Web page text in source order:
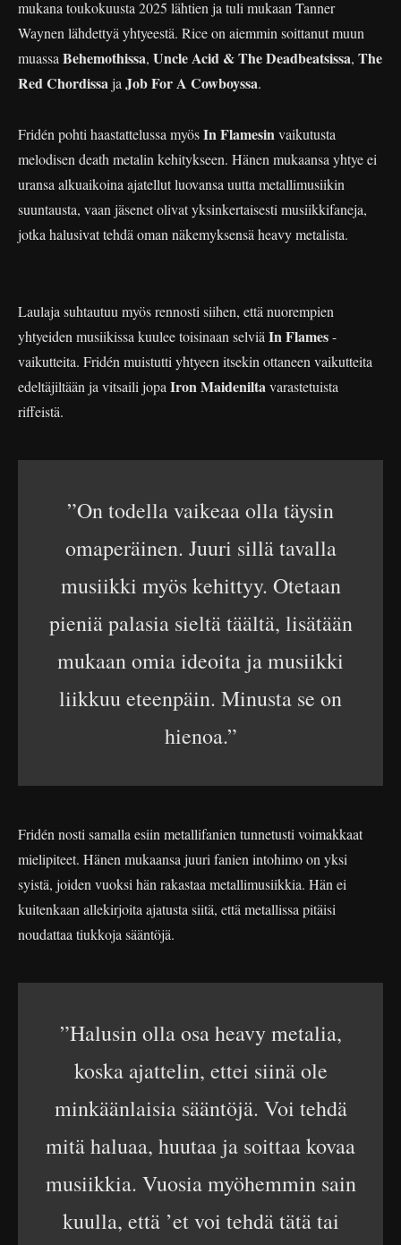
mukana toukokuusta 2025 lähtien ja tuli mukaan Tanner
Waynen lähdettyä yhtyeestä. Rice on aiemmin soittanut muun
muassaBehemothissa, Uncle Acid & The Deadbeatsissa, The
Red ChordissajaJob For A Cowboyssa.
Fridén pohti haastattelussa myösIn Flamesinvaikutusta
melodisen death metalin kehitykseen. Hänen mukaansa yhtye ei
uransa alkuaikoina ajatellut luovansa uutta metallimusiikin
suuntausta, vaan jäsenet olivat yksinkertaisesti musiikkifaneja,
jotka halusivat tehdä oman näkemyksensä heavy metalista.
Laulaja suhtautuu myös rennosti siihen, että nuorempien
yhtyeiden musiikissa kuulee toisinaan selviäIn Flames-
vaikutteita. Fridén muistutti yhtyeen itsekin ottaneen vaikutteita
edeltäjiltään ja vitsaili jopaIron Maideniltavarastetuista
riffeistä.
”On todella vaikeaa olla täysin
omaperäinen. Juuri sillä tavalla
musiikki myös kehittyy. Otetaan
pieniä palasia sieltä täältä, lisätään
mukaan omia ideoita ja musiikki
liikkuu eteenpäin. Minusta se on
hienoa.”
Fridén nosti samalla esiin metallifanien tunnetusti voimakkaat
mielipiteet. Hänen mukaansa juuri fanien intohimo on yksi
syistä, joiden vuoksi hän rakastaa metallimusiikkia. Hän ei
kuitenkaan allekirjoita ajatusta siitä, että metallissa pitäisi
noudattaa tiukkoja sääntöjä.
”Halusin olla osa heavy metalia,
koska ajattelin, ettei siinä ole
minkäänlaisia sääntöjä. Voi tehdä
mitä haluaa, huutaa ja soittaa kovaa
musiikkia. Vuosia myöhemmin sain
kuulla, että ’et voi tehdä tätä tai